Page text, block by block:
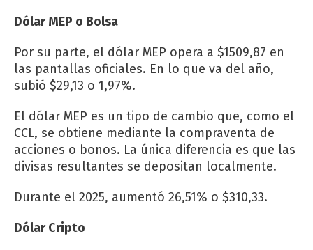
Dólar MEP o Bolsa
Por su parte, el dólar MEP opera a $1509,87 en
las pantallas oficiales. En lo que va del año,
subió $29,13 o 1,97%.
El dólar MEP es un tipo de cambio que, como el
CCL, se obtiene mediante la compraventa de
acciones o bonos. La única diferencia es que las
divisas resultantes se depositan localmente.
Durante el 2025, aumentó 26,51% o $310,33.
Dólar Cripto